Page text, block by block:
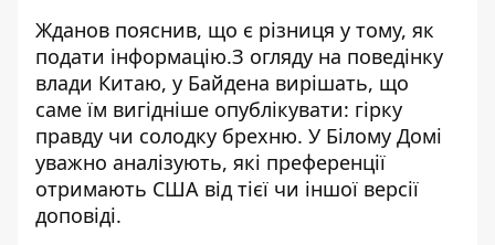
Жданов пояснив, що є різниця у тому, як
подати інформацію.З огляду на поведінку
влади Китаю, у Байдена вирішать, що
саме їм вигідніше опублікувати: гірку
правду чи солодку брехню. У Білому Домі
уважно аналізують, які преференції
отримають США від тієї чи іншої версії
доповіді.